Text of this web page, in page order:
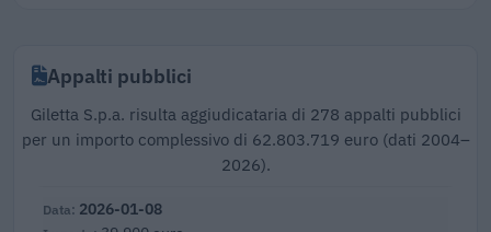
Appalti pubblici
Giletta S.p.a. risulta aggiudicataria di 278 appalti pubblici
per un importo complessivo di 62.803.719 euro (dati 2004–
2026).
2026-01-08